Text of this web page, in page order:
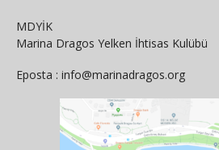
MDYİK
Marina Dragos Yelken İhtisas Kulübü
Eposta : info@marinadragos.org